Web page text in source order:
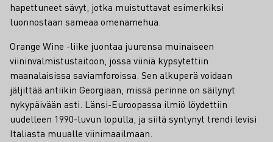
hapettuneet sävyt, jotka muistuttavat esimerkiksi
luonnostaan sameaa omenamehua.
Orange Wine -liike juontaa juurensa muinaiseen
viininvalmistustaitoon, jossa viiniä kypsytettiin
maanalaisissa saviamforoissa. Sen alkuperä voidaan
jäljittää antiikin Georgiaan, missä perinne on säilynyt
nykypäivään asti. Länsi-Euroopassa ilmiö löydettiin
uudelleen 1990-luvun lopulla, ja siitä syntynyt trendi levisi
Italiasta muualle viinimaailmaan.